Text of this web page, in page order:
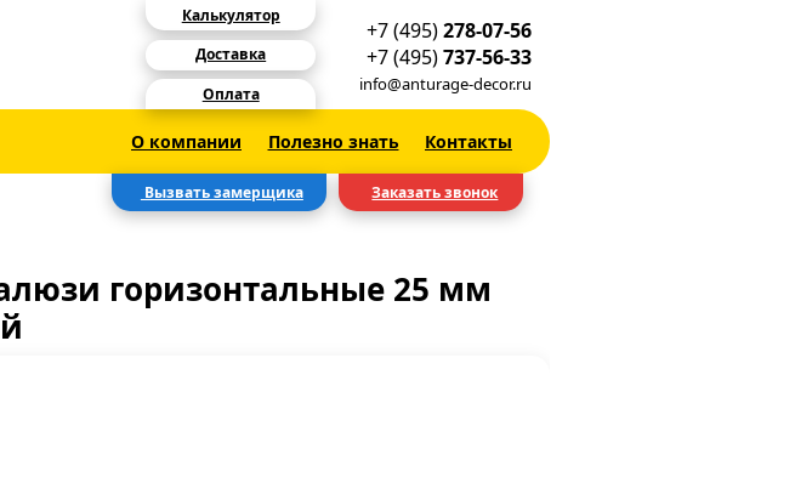
Калькулятор
Доставка
Оплата
+7 (495)278-07-56
+7 (495)737-56-33
info@anturage-decor.ru
О компании Полезно знать Контакты
Вызвать замерщика Заказать звонок
горизонтальные 25 мм